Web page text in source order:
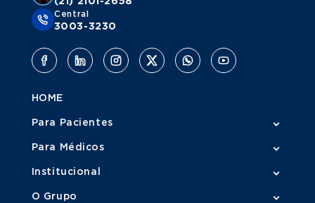
Central
3003-3230
HOME
Para Pacientes
Para Médicos
Institucional
O Grupo